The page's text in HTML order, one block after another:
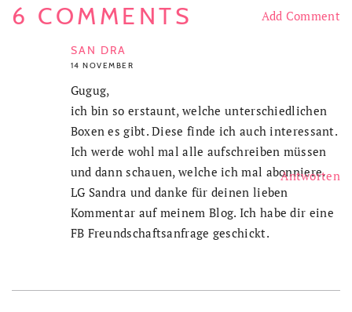
6 COMMENTS Add Comment
SAN DRA
14 NOVEMBER
Gugug,
ich bin so erstaunt, welche unterschiedlichen
Boxen es gibt. Diese finde ich auch interessant.
Ich werde wohl mal alle aufschreiben müssen
und dann schauen, welche ich mal abonniere.
LG Sandra und danke für deinen lieben
Kommentar auf meinem Blog. Ich habe dir eine
FB Freundschaftsanfrage geschickt.
Antworten